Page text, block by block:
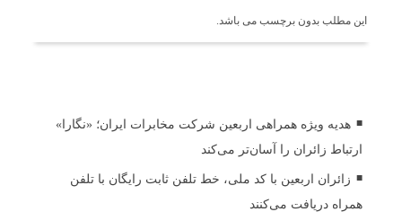
این مطلب بدون برچسب می باشد.
هدیه ویژه همراهی اربعین شرکت مخابرات ایران؛ «نگارا»
ارتباط زائران را آسان‌تر می‌کند
زائران اربعین با کد ملی، خط تلفن ثابت رایگان با تلفن
همراه دریافت می‌کنند